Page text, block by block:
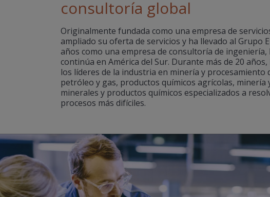
consultoría global
Originalmente fundada como una empresa de
ampliado su oferta de servicios y ha llevado al Grupo
años como una empresa de consultoría de
continúa en América del Sur. Durante más de 20
los líderes de la industria en minería y procesamiento
petróleo y gas, productos químicos agrícolas, minería
minerales y productos químicos especializados a
procesos más difíciles.